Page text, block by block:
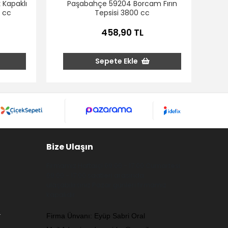
cc
Paşabahçe 59204 Borcam Fırın
Tepsisi 3800 cc
458,90 TL
Sepete Ekle
Bize Ulaşın
Firma Ünvanı: Eyüp Sabri Oral